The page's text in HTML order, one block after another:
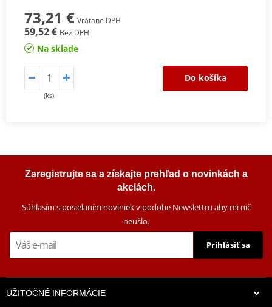
73,21 € Vrátane DPH
59,52 € Bez DPH
Na sklade
(ks)
Do košíka
Zaregistrujte sa a získajte prehľad o novinkách a
akciách.
Súhlasím s posielaním noviniek v podobe Newslettru aby mi nič
neušlo.
Prihlásiť sa
UŽITOČNÉ INFORMÁCIE